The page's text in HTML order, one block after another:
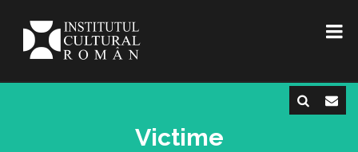
Victime